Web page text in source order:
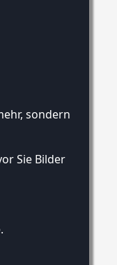
sondern
Sie Bilder